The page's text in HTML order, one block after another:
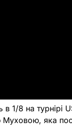
1/8 на турнірі
Муховою, яка